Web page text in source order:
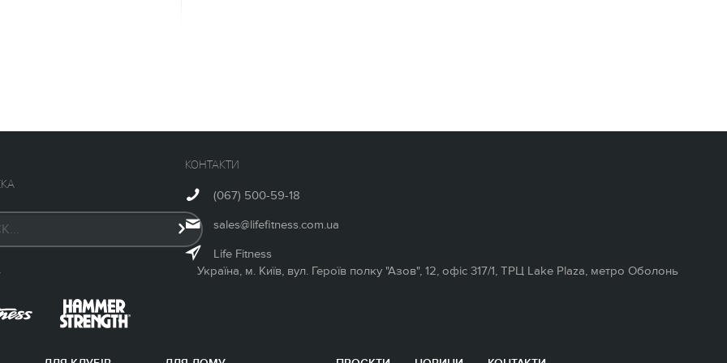
КОНТАКТИ
(067) 500-59-18
sales@lifefitness.com.ua
Life Fitness
Україна, м. Київ, вул. Героїв полку "Азов", 12, офіс 317/1, ТРЦ Lake Plaza, метро Оболонь